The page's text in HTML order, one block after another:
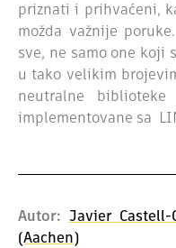
priznati i prihvaćeni,
možda važnije
sve, ne samo one koji
u tako velikim
neutralne
implementovane sa
Autor: Javier Castell-
(Aachen)